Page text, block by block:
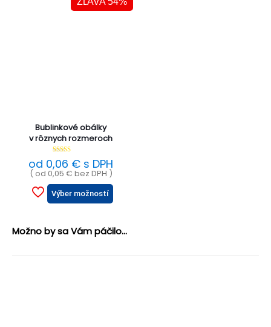
Bublinkové obálky
v rôznych rozmeroch
Hodnotenie
5.00
z 5
od 0,06 € s DPH
( od 0,05 € bez DPH )
Výber možností
Možno by sa Vám páčilo...